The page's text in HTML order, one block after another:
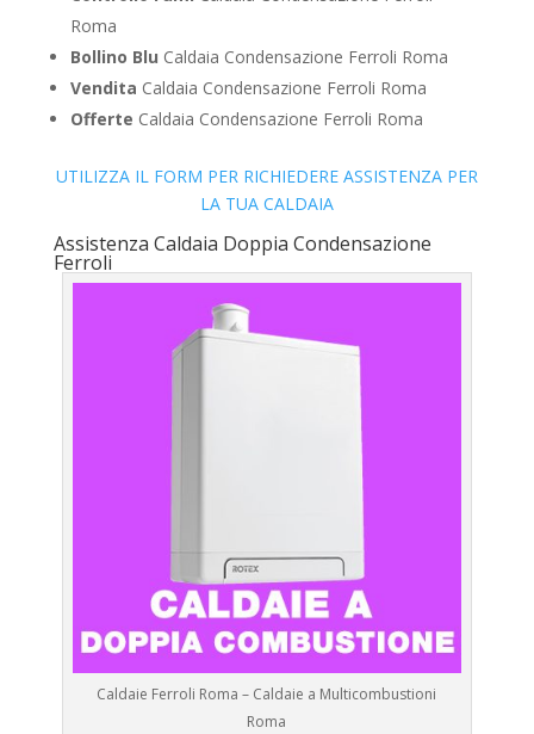
Roma
Bollino Blu Caldaia Condensazione Ferroli Roma
Vendita Caldaia Condensazione Ferroli Roma
Offerte Caldaia Condensazione Ferroli Roma
UTILIZZA IL FORM PER RICHIEDERE ASSISTENZA PER
LA TUA CALDAIA
Assistenza Caldaia Doppia Condensazione
Ferroli
Caldaie Ferroli Roma – Caldaie a Multicombustioni
Roma